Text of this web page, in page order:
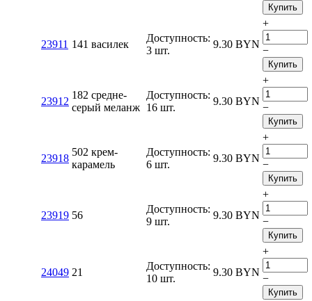
Купить
23911 141 василек
Доступность:
3 шт.
9.30 BYN
+
−
Купить
23912
182 средне-
серый меланж
Доступность:
16 шт.
9.30 BYN
+
−
Купить
23918
502 крем-
карамель
Доступность:
6 шт.
9.30 BYN
+
−
Купить
23919 56
Доступность:
9 шт.
9.30 BYN
+
−
Купить
24049 21
Доступность:
10 шт.
9.30 BYN
+
−
Купить